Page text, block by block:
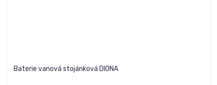
Baterie vanová stojánková DIÓNA